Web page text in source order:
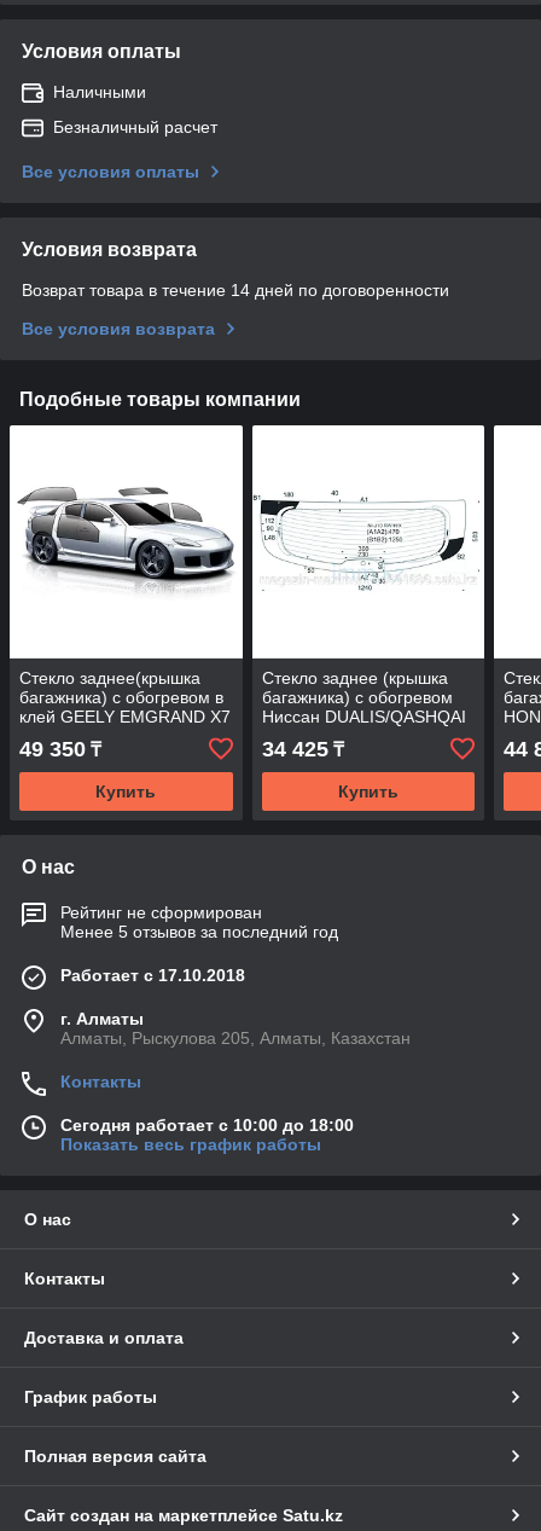
Условия оплаты
Наличными
Безналичный расчет
Все условия оплаты
Условия возврата
Возврат товара в течение 14 дней по договоренности
Все условия возврата
Подобные товары компании
Стекло заднее(крышка
багажника) с обогревом в
клей GEELY EMGRAND X7
49 350 ₸
Купить
Стекло заднее (крышка
багажника) с обогревом
Ниссан DUALIS/QASHQAI
34 425₸
Купить
44
О нас
Рейтинг не сформирован
Менее 5 отзывов за последний год
Работает с 17.10.2018
г. Алматы
Алматы, Рыскулова 205, Алматы, Казахстан
Контакты
Сегодня работает с 10:00 до 18:00
Показать весь график работы
О нас
Контакты
Доставка и оплата
График работы
Полная версия сайта
Сайт создан на маркетплейсе Satu.kz